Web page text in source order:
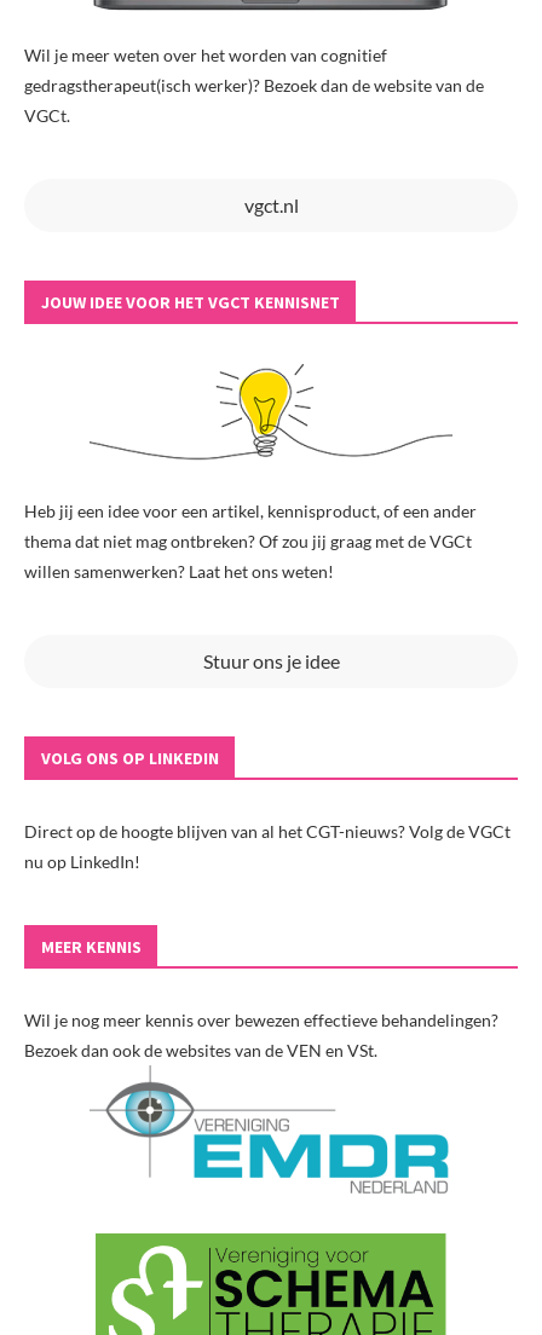
Wil je meer weten over het worden van cognitief
gedragstherapeut(isch werker)? Bezoek dan de website van de
VGCt.
vgct.nl
JOUW IDEE VOOR HET VGCT KENNISNET
Heb jij een idee voor een artikel, kennisproduct, of een ander
thema dat niet mag ontbreken? Of zou jij graag met de VGCt
willen samenwerken? Laat het ons weten!
Stuur ons je idee
VOLG ONS OP LINKEDIN
Direct op de hoogte blijven van al het CGT-nieuws? Volg de VGCt
nu op LinkedIn!
MEER KENNIS
Wil je nog meer kennis over bewezen effectieve behandelingen?
Bezoek dan ook de websites van de VEN en VSt.